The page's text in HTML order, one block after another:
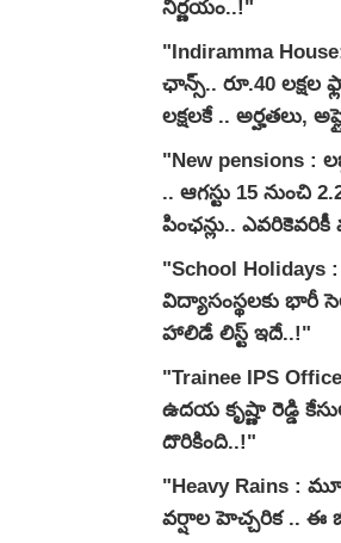
నిర్ణయం..!"
"Indiramma
ఛాన్స్.. రూ.40 లక్షల
లక్షలకే .. అర్హతలు,
వివరాలివే..!"
"New pensions :
.. ఆగస్టు 15 నుంచి 2.25 లక్షల మందికి కొత్త
పింఛన్లు..
"School
విద్యాసంస్థలకు భారీ
హాలిడే లిస్ట్ ఇదే..!"
"Trainee IPS Officer : పెద్ద
ఉదయ కృష్ణా రెడ్డి
దొరికింది..!"
"Heavy Rains :
వర్షాల హెచ్చరిక .. ఈ